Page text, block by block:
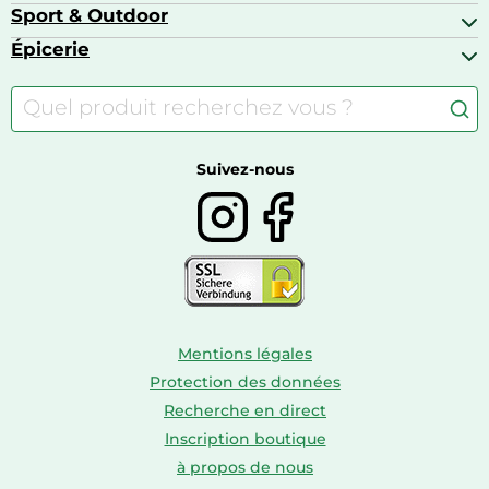
Baskets
Appareils photo hybrides
Appareils photo numériques
Appareils photo numériques compacts
Chaises hautes
Jouets
Meubles à langer
Sport & Outdoor
Appareils de fitness
Camping
Caravaning
Épicerie
Autour du café
Autour du thé
Autour du vin
Suivez-nous
Mentions légales
Protection des données
Recherche en direct
Inscription boutique
à propos de nous